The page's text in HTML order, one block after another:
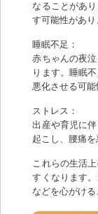
なることがあ
す可能性があり
睡眠不足：
赤ちゃんの夜
ります。睡眠
悪化させる可能
ストレス：
出産や育児に
起こし、腰痛を
これらの生活
すくなります
などを心がけ